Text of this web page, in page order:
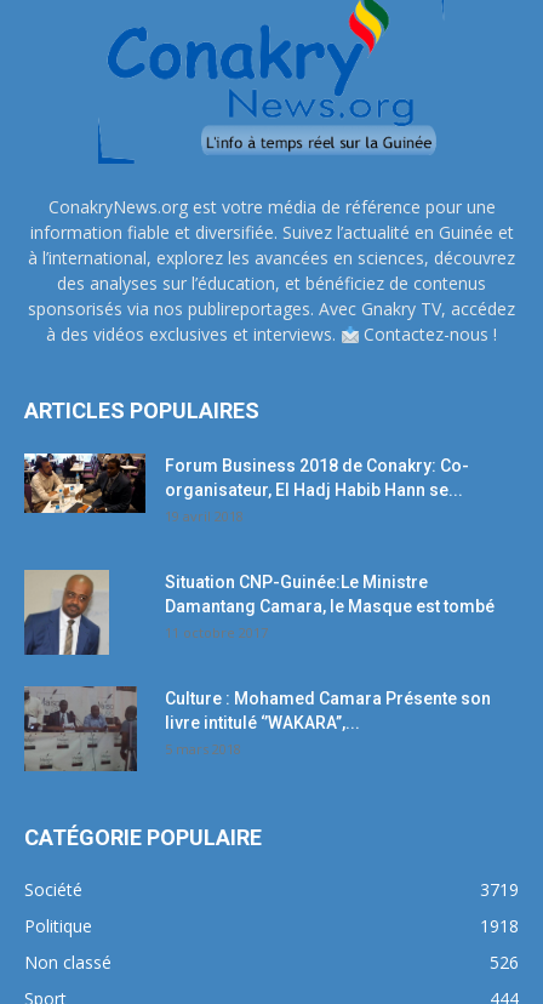
ConakryNews.org est votre média de référence pour une
information fiable et diversifiée. Suivez l’actualité en Guinée et
à l’international, explorez les avancées en sciences, découvrez
des analyses sur l’éducation, et bénéficiez de contenus
sponsorisés via nos publireportages. Avec Gnakry TV, accédez
à des vidéos exclusives et interviews.
Contactez-nous !
ARTICLES POPULAIRES
Forum Business 2018 de Conakry: Co-
organisateur, El Hadj Habib Hann se...
19 avril 2018
Situation CNP-Guinée:Le Ministre
Damantang Camara, le Masque est tombé
11 octobre 2017
Culture : Mohamed Camara Présente son
livre intitulé ‘’WAKARA’’,...
5 mars 2018
CATÉGORIE POPULAIRE
Société
3719
Politique
1918
Non classé
526
Sport
444